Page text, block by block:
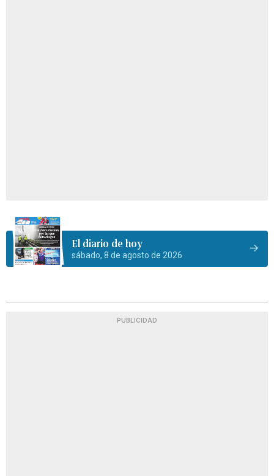
El diario de hoy
sábado, 8 de agosto de 2026
PUBLICIDAD